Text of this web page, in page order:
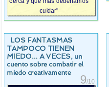
cuidar"
LOS FANTASMAS
TAMPOCO TIENEN
MIEDO... A VECES, un
cuento sobre combatir el
miedo creativamente
9/10